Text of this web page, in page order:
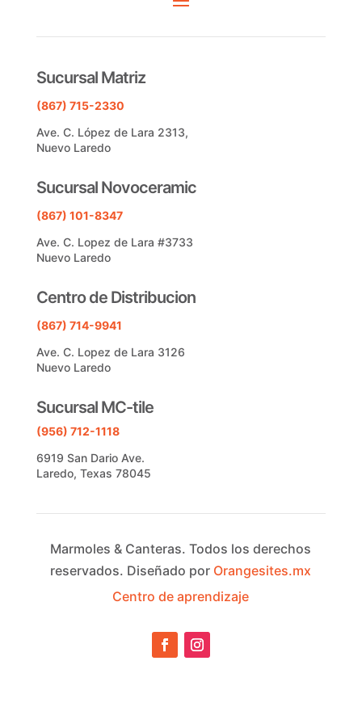
Sucursal Matriz
(867) 715-2330
Ave. C. López de Lara 2313,
Nuevo Laredo
Sucursal Novoceramic
(867) 101-8347
Ave. C. Lopez de Lara #3733
Nuevo Laredo
Centro de Distribucion
(867) 714-9941
Ave. C. Lopez de Lara 3126
Nuevo Laredo
Sucursal MC-tile
(956) 712-1118
6919 San Dario Ave.
Laredo, Texas 78045
Marmoles & Canteras.Todos los derechos
reservados. Diseñado por Orangesites.mx
Centro de aprendizaje